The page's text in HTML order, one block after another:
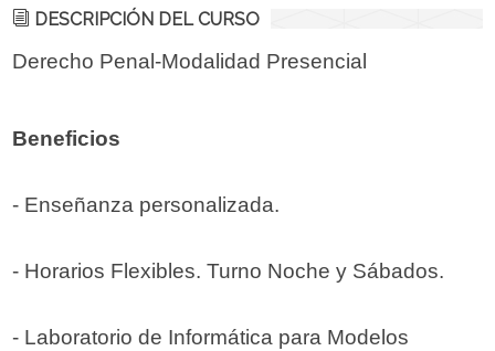
DESCRIPCIÓN DEL CURSO
Derecho Penal-Modalidad Presencial
Beneficios
- Enseñanza personalizada.
- Horarios Flexibles. Turno Noche y Sábados.
- Laboratorio de Informática para Modelos